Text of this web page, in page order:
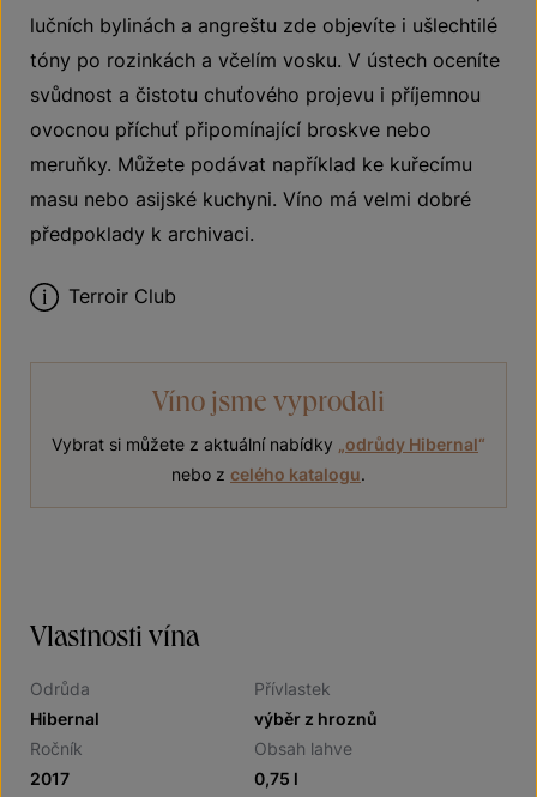
lučních bylinách a angreštu zde objevíte i ušlechtilé
tóny po rozinkách a včelím vosku. V ústech oceníte
svůdnost a čistotu chuťového projevu i příjemnou
ovocnou příchuť připomínající broskve nebo
meruňky. Můžete podávat například ke kuřecímu
masu nebo asijské kuchyni. Víno má velmi dobré
předpoklady k archivaci.
Terroir Club
Víno jsme vyprodali
Vybrat si můžete z aktuální nabídky odrůdy Hibernal“
nebo z celého katalogu.
Vlastnosti vína
Odrůda
Hibernal
Přívlastek
výběr z hroznů
Ročník
2017
Obsah lahve
0,75 l